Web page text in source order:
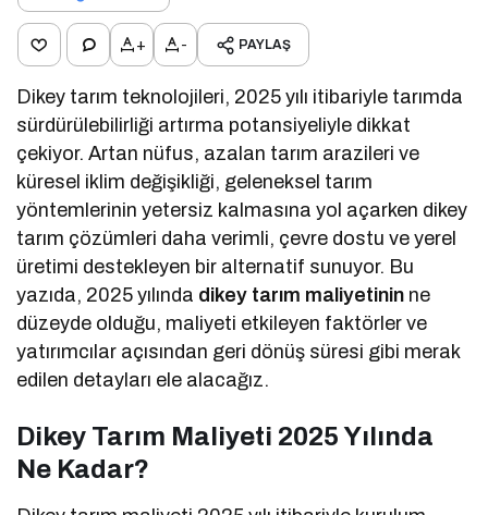
+ - PAYLAŞ
Dikey tarım teknolojileri, 2025 yılı itibariyle tarımda
sürdürülebilirliği artırma potansiyeliyle dikkat
çekiyor. Artan nüfus, azalan tarım arazileri ve
küresel iklim değişikliği, geleneksel tarım
yöntemlerinin yetersiz kalmasına yol açarken dikey
tarım çözümleri daha verimli, çevre dostu ve yerel
üretimi destekleyen bir alternatif sunuyor. Bu
yazıda, 2025 yılında dikey tarım maliyetinin ne
düzeyde olduğu, maliyeti etkileyen faktörler ve
yatırımcılar açısından geri dönüş süresi gibi merak
edilen detayları ele alacağız.
Dikey Tarım Maliyeti 2025 Yılında
Ne Kadar?